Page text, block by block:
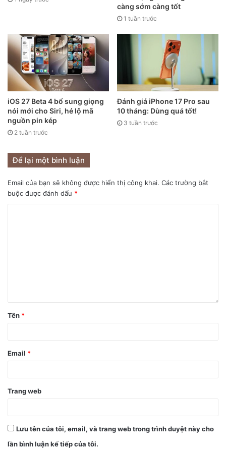
Màn hình
Trên lý thuyết, màn hình của OPPO Find X5 Pro trông cao
cấp hơn so với iPhone 13 Pro Max. Đây là một tấm nền
càng sớm càng tốt
1 tuần trước
iOS 27 Beta 4 bổ sung giọng
nói mới cho Siri, hé lộ mã
nguồn pin kép
2 tuần trước
Đánh giá iPhone 17 Pro sau
10 tháng: Dùng quá tốt!
3 tuần trước
Để lại một bình luận
Email của bạn sẽ không được hiển thị công khai. Các trường bắt
buộc được đánh dấu *
Tên *
Email *
Trang web
Lưu tên của tôi, email, và trang web trong trình duyệt này cho
lần bình luận kế tiếp của tôi.